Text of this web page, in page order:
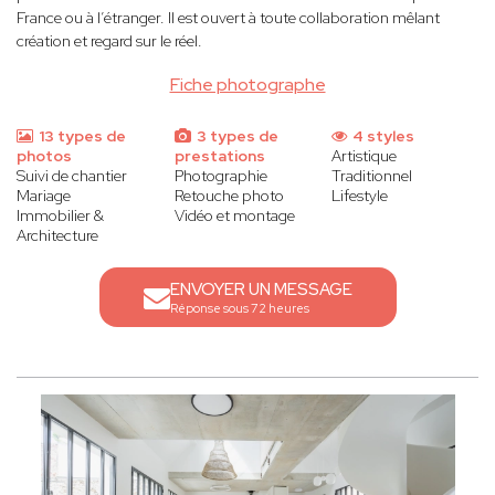
Fiche photographe
France ou à l’étranger. Il est ouvert à toute collaboration mêlant
création et regard sur le réel.
13 types de
photos
Suivi de chantier
Mariage
Immobilier &
Architecture
3 types de
prestations
Photographie
Retouche photo
Vidéo et montage
4 styles
Artistique
Traditionnel
Lifestyle
ENVOYER UN MESSAGE
Réponse sous 72 heures